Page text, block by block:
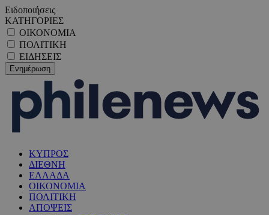
Ειδοποιήσεις
ΚΑΤΗΓΟΡΙΕΣ
ΟΙΚΟΝΟΜΙΑ
ΠΟΛΙΤΙΚΗ
ΕΙΔΗΣΕΙΣ
ΚΥΠΡΟΣ
ΔΙΕΘΝΗ
ΕΛΛΑΔΑ
ΟΙΚΟΝΟΜΙΑ
ΠΟΛΙΤΙΚΗ
ΑΠΟΨΕΙΣ